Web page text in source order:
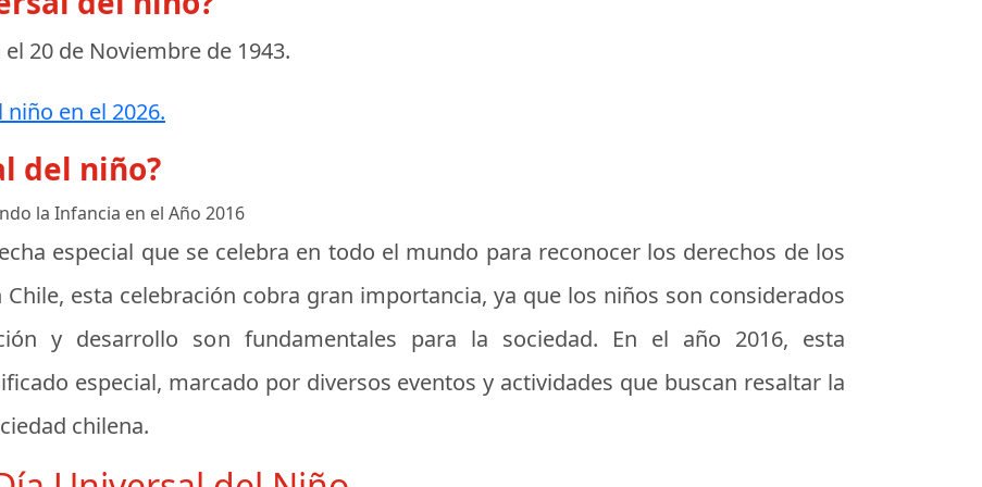
el 20 de Noviembre de 1943.
en el 2026.
del niño?
la Infancia en el Año 2016
especial que se celebra en todo el mundo para reconocer los derechos de los
esta celebración cobra gran importancia, ya que los niños son considerados
y desarrollo son fundamentales para la sociedad. En el año 2016, esta
especial, marcado por diversos eventos y actividades que buscan resaltar la
chilena.